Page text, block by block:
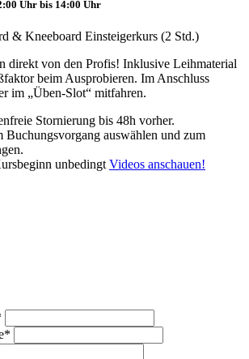
Uhr bis 14:00 Uhr
& Kneeboard Einsteigerkurs (2 Std.)
direkt von den Profis! Inklusive Leihmaterial
beim Ausprobieren. Im Anschluss
im „Üben-Slot“ mitfahren.
Stornierung bis 48h vorher.
Buchungsvorgang auswählen und zum
unbedingt Videos anschauen!
*